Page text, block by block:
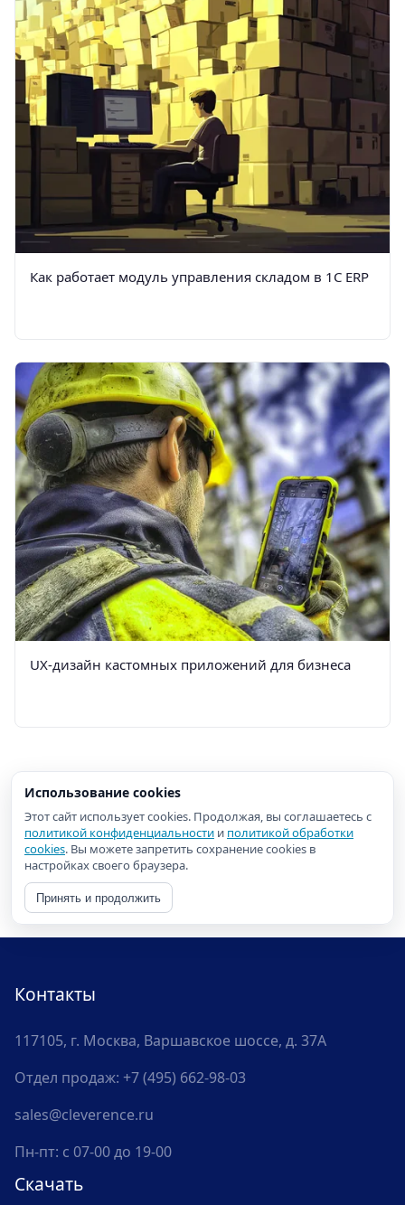
Как работает модуль управления складом в 1С ERP
UX-дизайн кастомных приложений для бизнеса
Использование cookies
Этот сайт использует cookies. Продолжая, вы соглашаетесь с
политикой конфиденциальности и политикой обработки
cookies. Вы можете запретить сохранение cookies в
настройках своего браузера.
Принять и продолжить
Контакты
117105, г. Москва, Варшавское шоссе, д. 37А
Отдел продаж: +7 (495) 662-98-03
sales@cleverence.ru
Пн-пт: с 07-00 до 19-00
Скачать